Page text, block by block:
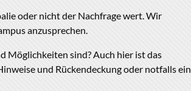
oder nicht der Nachfrage wert. Wir
anzusprechen.
Möglichkeiten sind? Auch hier ist das
und Rückendeckung oder notfalls ein